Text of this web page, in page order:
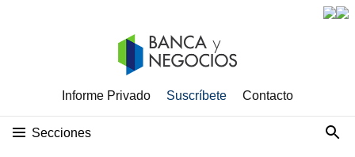
Informe Privado Suscríbete Contacto
Secciones